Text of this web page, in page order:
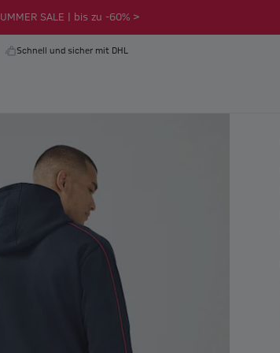
SALE | bis zu -60% >
Schnell und sicher mit DHL